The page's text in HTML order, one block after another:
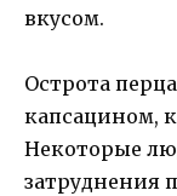
вкусом.
Острота
капсацином,
Некоторые
затруднения